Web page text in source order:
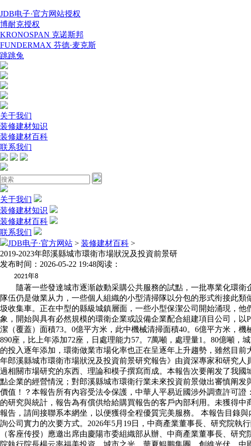
JDB电子·官方网站授权
博耐克授权
KRONOSPAN 克诺斯邦
FUNDERMAX 芬德·麦克斯
跳跳兔
关于我们
装修建材知识
装修建材百科
联系我们
关于我们
装修建材知识
装修建材百科
联系我们
JDB电子·官方网站 > 装修建材百科 >
2019-2023年郎溪縣城市環衛市場狀況及投資前景研
发布时间：2026-05-22 19:48阅读：
2021年8
隨著一些發達城市逐渐啟動采購公共服務的試點，一批專業化環衛
隊伍仍是做業从力，一些個人組織的小型清掃隊以分包的形式衔接此
圾收集車。正在中型的縣級城鎮層面，一些小型保潔公司開始涌現，
象，開始與具有必然規模的環衛企業或設備企業配合組建項目公司，
潔（覆蓋）面積73。0億平方米，此中機械清掃面積40。6億平方米，
890座，比上年添加72座，日處理能力57。7萬噸，處理量1。80億噸
的投入逐年添加，環衛做業市場化率也正在呈逐年上升趨勢，雖然目
年郎溪縣城市環衛市場狀況及投資前景研究報告》由資深專家和研究
過相關市場研究的东西、理論和模子撰寫而成。本報告次要阐发了我
點企業的經營情況；對郎溪縣城市環衛行業未來投資前景做出審慎阐
價值！？本報告所有內容受法令保護，中華人平易近國涉外調查許可
的研究與統計，報告為有償供给給購買報告的客戶內部利用。未獲得
報告，請间接聯系本網坐，以便獲得全程優質完美服務。 本報告目錄
詢公司實力的次要方式。2026年5月19日，中商產業董事長、研究院執
（客座传授）應邀出席由慶陽市委組織部从辦、中商產業董事長、研
院執行院長楊云率福美投資、城市之光、華夏鯤鵬集團、創維光伏、